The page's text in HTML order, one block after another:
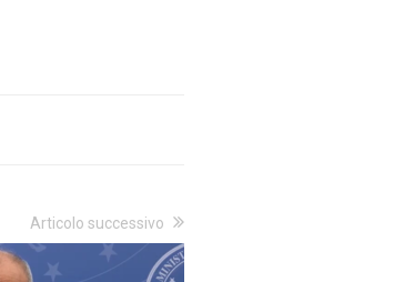
Articolo successivo